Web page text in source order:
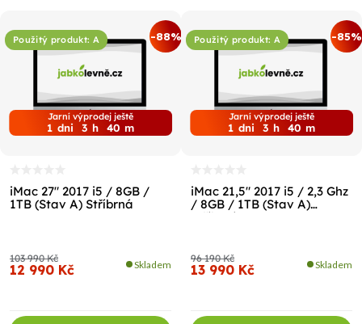
Použitý produkt: A -88%
Jarní výprodej ještě
1 dni 3 h 40 m
iMac 27" 2017 i5 / 8GB /
1TB (Stav A) Stříbrná
103 990 Kč
12 990 Kč Skladem
Použitý produkt: A -85%
Jarní výprodej ještě
1 dni 3 h 40 m
iMac 21,5" 2017 i5 / 2,3 Ghz
/ 8GB / 1TB (Stav A)
Stříbrná
96 190 Kč
13 990 Kč Skladem